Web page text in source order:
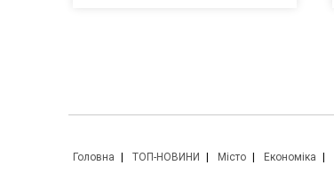
Головна ТОП-НОВИНИ Місто Економіка